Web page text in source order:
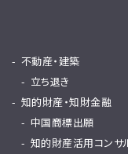
不動産・建築
立ち退き
知的財産・知財金融
中国商標出願
知的財産活用コンサ